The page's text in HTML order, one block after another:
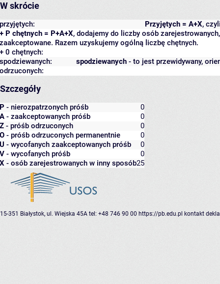
W skrócie
Przyjętych = A+X,
przyjętych:
+ P chętnych = P+A+X, dodajemy do liczby osób
zaakceptowane. Razem uzyskujemy ogólną liczbę chętnych.
+ 0 chętnych:
spodziewanych - to jest przewidywany,
spodziewanych:
odrzuconych:
Szczegóły
P - nierozpatrzonych próśb
0
A - zaakceptowanych próśb
0
Z - próśb odrzuconych
0
O - próśb odrzuconych permanentnie
0
U - wycofanych zaakceptowanych próśb
0
V - wycofanych próśb
0
X - osób zarejestrowanych w inny sposób25
15-351 Białystok, ul. Wiejska 45A tel: +48 746 90 00 https://pb.edu.pl kontakt